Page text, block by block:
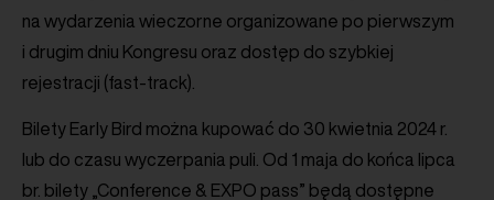
na wydarzenia wieczorne organizowane po pierwszym
i drugim dniu Kongresu oraz dostęp do szybkiej
rejestracji (fast-track).
Bilety Early Bird można kupować do 30 kwietnia 2024 r.
lub do czasu wyczerpania puli. Od 1 maja do końca lipca
br. bilety „Conference & EXPO pass” będą dostępne